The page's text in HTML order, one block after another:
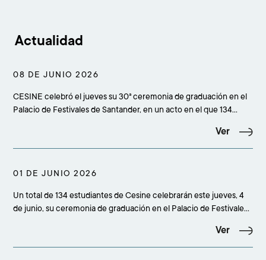
Actualidad
08 DE JUNIO 2026
CESINE celebró el jueves su 30ª ceremonia de graduación en el
Palacio de Festivales de Santander, en un acto en el que 134
más de 500 personas entre alumnado, familiares, amigos,
profesorado, equipo académico, staff y rep
Ver
01 DE JUNIO 2026
Un total de 134 estudiantes de Cesine celebrarán este jueves, 4
de junio, su ceremonia de graduación en el Palacio de Festivales
reunirá a más de 500 personas entre alumnado, familiares,
amigos, profesorado, equipo académico
Ver